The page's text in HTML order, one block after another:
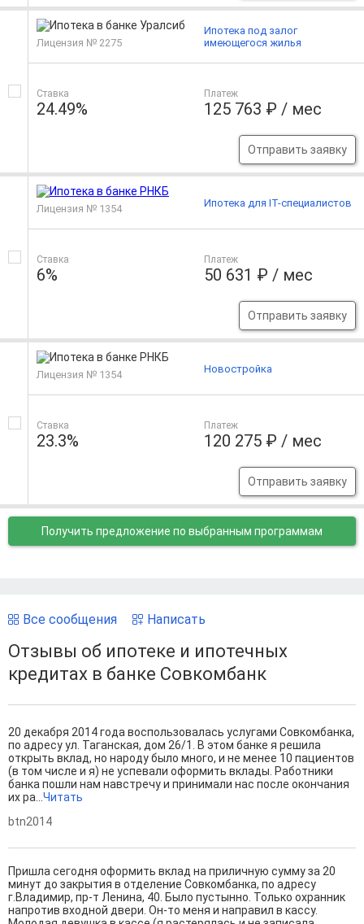
Лицензия № 2275
Ставка
24.49%
Платеж
125 763 ₽ / мес
Отправить заявку
Ипотека под залог
имеющегося жилья
Лицензия № 1354
Ставка
6%
Платеж
50 631 ₽ / мес
Отправить заявку
Ипотека для IT-специалистов
Лицензия № 1354
Ставка
23.3%
Платеж
120 275 ₽ / мес
Отправить заявку
Новостройка
Получить предложение по выбранным программам
Все сообщения Написать
Отзывы об ипотеке и ипотечных
кредитах в банке Совкомбанк
20 декабря 2014 года воспользовалась услугами Совкомбанка,
по адресу ул. Таганская, дом 26/1. В этом банке я решила
открыть вклад, но народу было много, и не менее 10 пациентов
(в том числе и я) не успевали оформить вклады. Работники
банка пошли нам навстречу и принимали нас после окончания
их ра...Читать
btn2014
Пришла сегодня оформить вклад на приличную сумму за 20
минут до закрытия в отделение Совкомбанка, по адресу
г.Владимир, пр-т Ленина, 40. Было пустынно. Только охранник
напротив входной двери. Он-то меня и направил в кассу.